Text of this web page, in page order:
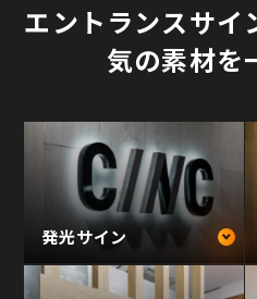
エントランスサイ
気の素材を
発光サイン